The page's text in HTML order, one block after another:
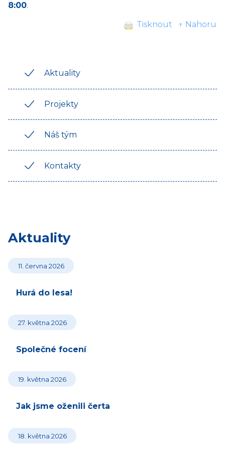
8:00.
Tisknout
↑ Nahoru
Aktuality
Projekty
Náš tým
Kontakty
Aktuality
11. června 2026
Hurá do lesa!
27. května 2026
Společné focení
19. května 2026
Jak jsme oženili čerta
18. května 2026